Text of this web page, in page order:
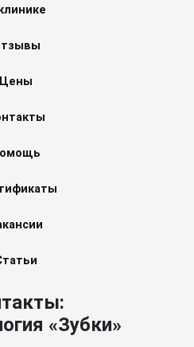
Цены
«Зубки»